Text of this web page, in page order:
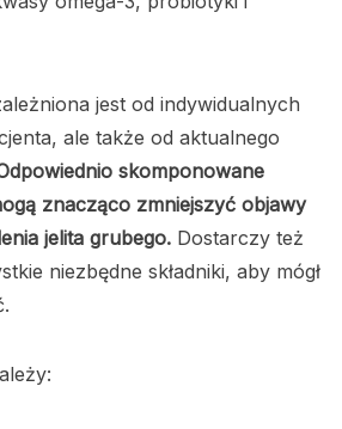
jest od indywidualnych
ale także od aktualnego
skomponowane
znacząco zmniejszyć objawy
jelita grubego. Dostarczy też
niezbędne składniki, aby mógł